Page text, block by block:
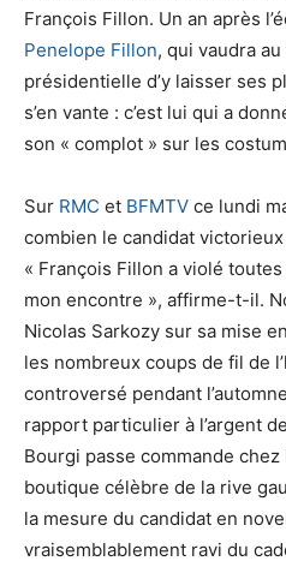
François Fillon. Un an après
Penelope Fillon, qui vaudra
présidentielle d’y laisser ses
s’en vante : c’est lui qui a
son « complot » sur les
Sur RMC et BFMTV ce lundi
combien le candidat victorieux
« François Fillon a violé
mon encontre », affirme-t-il.
Nicolas Sarkozy sur sa mise
les nombreux coups de fil de
controversé pendant
rapport particulier à l’argent
Bourgi passe commande
boutique célèbre de la rive
la mesure du candidat en
vraisemblablement ravi du